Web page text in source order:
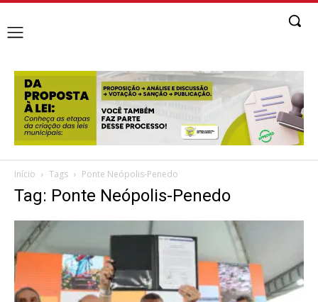
Início Tags Ponte Neópolis-Penedo
Tag: Ponte Neópolis-Penedo